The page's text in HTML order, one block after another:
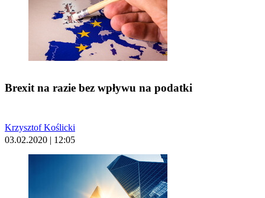
Brexit na razie bez wpływu na podatki
Krzysztof Koślicki
03.02.2020 | 12:05